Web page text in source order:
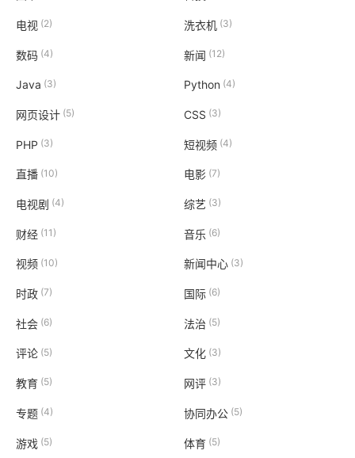
电视 (2) 洗衣机 (3)
数码 (4) 新闻 (12)
Java (3) Python (4)
网页设计 (5) CSS (3)
PHP (3) 短视频(4)
直播 (10) 电影 (7)
电视剧 (4) 综艺 (3)
财经 (11) 音乐 (6)
视频 (10) 新闻中心 (3)
时政 (7) 国际(6)
社会 (6) 法治 (5)
评论 (5) 文化 (3)
教育 (5) 网评(3)
专题 (4) 协同办公(5)
游戏 (5) 体育(5)